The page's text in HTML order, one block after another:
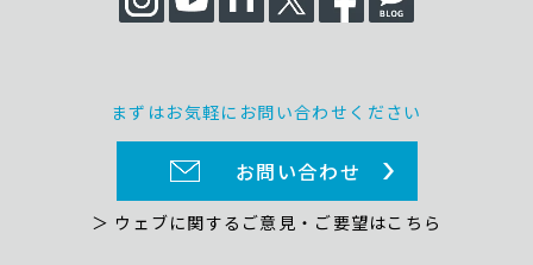
まずはお気軽にお問い合わせください
お問い合わせ
＞ ウェブに関するご意見・ご要望はこちら